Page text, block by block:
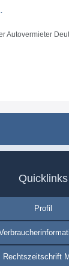
Autovermieter
Quicklinks
Profil
Rechtszeitschrift